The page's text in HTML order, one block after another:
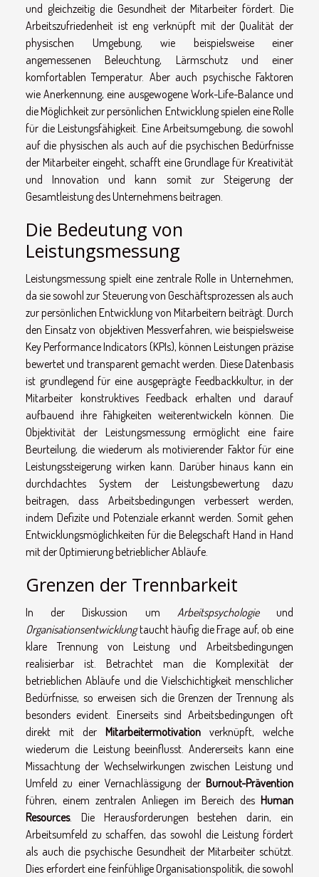
und gleichzeitig die Gesundheit der Mitarbeiter fördert. Die
Arbeitszufriedenheit ist eng verknüpft mit der Qualität der
physischen Umgebung, wie beispielsweise einer
angemessenen Beleuchtung, Lärmschutz und einer
komfortablen Temperatur. Aber auch psychische Faktoren
wie Anerkennung, eine ausgewogene Work-Life-Balance und
die Möglichkeit zur persönlichen Entwicklung spielen eine Rolle
für die Leistungsfähigkeit. Eine Arbeitsumgebung, die sowohl
auf die physischen als auch auf die psychischen Bedürfnisse
der Mitarbeiter eingeht, schafft eine Grundlage für Kreativität
und Innovation und kann somit zur Steigerung der
Gesamtleistung des Unternehmens beitragen.
Die Bedeutung von
Leistungsmessung
Leistungsmessung spielt eine zentrale Rolle in Unternehmen,
da sie sowohl zur Steuerung von Geschäftsprozessen als auch
zur persönlichen Entwicklung von Mitarbeitern beiträgt. Durch
den Einsatz von objektiven Messverfahren, wie beispielsweise
Key Performance Indicators (KPIs), können Leistungen präzise
bewertet und transparent gemacht werden. Diese Datenbasis
ist grundlegend für eine ausgeprägte Feedbackkultur, in der
Mitarbeiter konstruktives Feedback erhalten und darauf
aufbauend ihre Fähigkeiten weiterentwickeln können. Die
Objektivität der Leistungsmessung ermöglicht eine faire
Beurteilung, die wiederum als motivierender Faktor für eine
Leistungssteigerung wirken kann. Darüber hinaus kann ein
durchdachtes System der Leistungsbewertung dazu
beitragen, dass Arbeitsbedingungen verbessert werden,
indem Defizite und Potenziale erkannt werden. Somit gehen
Entwicklungsmöglichkeiten für die Belegschaft Hand in Hand
mit der Optimierung betrieblicher Abläufe.
Grenzen der Trennbarkeit
In der Diskussion um Arbeitspsychologieund
Organisationsentwicklungtaucht häufig die Frage auf, ob eine
klare Trennung von Leistung und Arbeitsbedingungen
realisierbar ist. Betrachtet man die Komplexität der
betrieblichen Abläufe und die Vielschichtigkeit menschlicher
Bedürfnisse, so erweisen sich die Grenzen der Trennung als
besonders evident. Einerseits sind Arbeitsbedingungen oft
direkt mit der Mitarbeitermotivation verknüpft, welche
wiederum die Leistung beeinflusst. Andererseits kann eine
Missachtung der Wechselwirkungen zwischen Leistung und
Umfeld zu einer Vernachlässigung der Burnout-Prävention
führen, einem zentralen Anliegen im Bereich des Human
Resources. Die Herausforderungen bestehen darin, ein
Arbeitsumfeld zu schaffen, das sowohl die Leistung fördert
als auch die psychische Gesundheit der Mitarbeiter schützt.
Dies erfordert eine feinfühlige Organisationspolitik, die sowohl